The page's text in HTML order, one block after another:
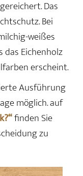
Das
Bei
weißes
das Eichenholz
erscheint.
Ausführung
möglich. auf
finden Sie
zu